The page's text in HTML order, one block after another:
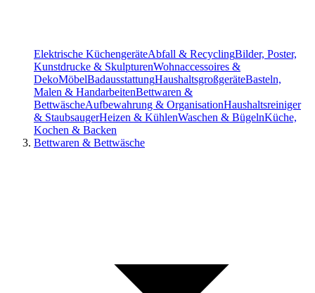
Elektrische KüchengeräteAbfall & RecyclingBilder, Poster,
Kunstdrucke & SkulpturenWohnaccessoires &
DekoMöbelBadausstattungHaushaltsgroßgeräteBasteln,
Malen & HandarbeitenBettwaren &
BettwäscheAufbewahrung & OrganisationHaushaltsreiniger
& StaubsaugerHeizen & KühlenWaschen & BügelnKüche,
Kochen & Backen
Bettwaren & Bettwäsche